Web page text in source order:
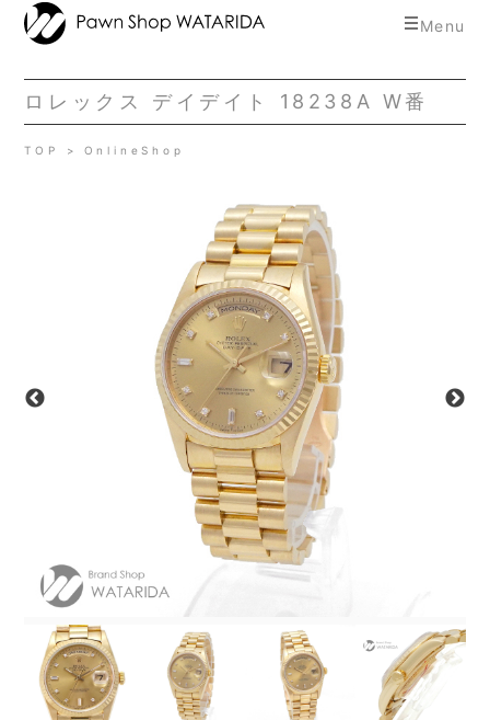
toggle
Menu
ロレックス デイデイト 18238A W番
TOP OnlineShop